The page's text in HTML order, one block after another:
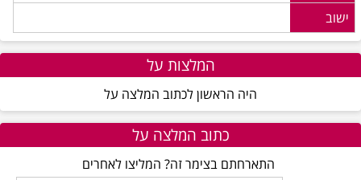
ישוב
המלצות על
היה הראשון לכתוב המלצה על
כתוב המלצה על
התארחתם בצימר זה? המליצו לאחרים